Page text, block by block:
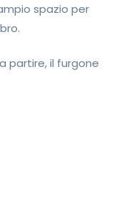
spazio per
il furgone